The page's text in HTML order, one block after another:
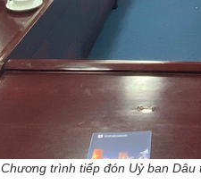
Chương trình tiếp đón Uỷ ban